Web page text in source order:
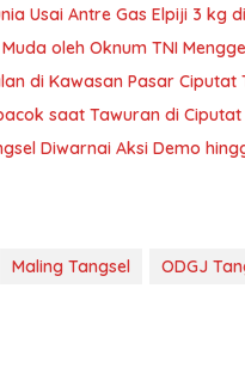
Usai Antre Gas Elpiji 3 kg
oleh Oknum TNI
di Kawasan Pasar Ciputat
saat Tawuran di
Diwarnai Aksi Demo
Maling Tangsel ODGJ